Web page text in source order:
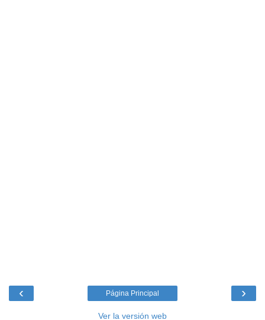
‹ ›
Página Principal
Ver la versión web